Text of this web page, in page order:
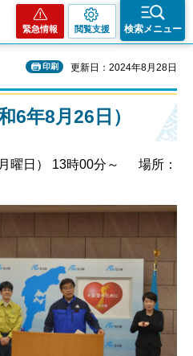
緊急情報 閲覧支援 検索メニュー
印刷 更新日：2024年8月28日
6年8月26日）
曜日） 13時00分～ 場所：